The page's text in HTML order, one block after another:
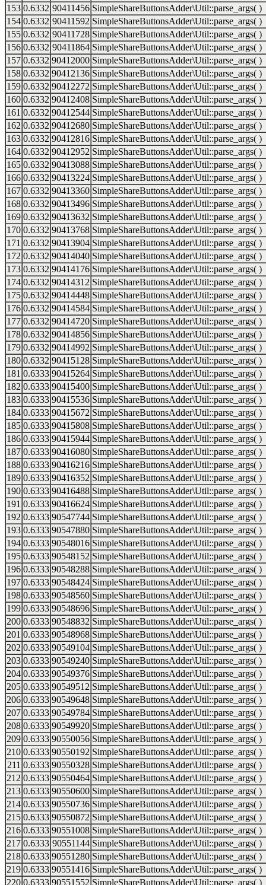
153 0.6332 90411456 SimpleShareButtonsAdder\Util::parse_args( )
154 0.6332 90411592 SimpleShareButtonsAdder\Util::parse_args( )
155 0.6332 90411728 SimpleShareButtonsAdder\Util::parse_args( )
156 0.6332 90411864 SimpleShareButtonsAdder\Util::parse_args( )
157 0.6332 90412000 SimpleShareButtonsAdder\Util::parse_args( )
158 0.6332 90412136 SimpleShareButtonsAdder\Util::parse_args( )
159 0.6332 90412272 SimpleShareButtonsAdder\Util::parse_args( )
160 0.6332 90412408 SimpleShareButtonsAdder\Util::parse_args( )
161 0.6332 90412544 SimpleShareButtonsAdder\Util::parse_args( )
162 0.6332 90412680 SimpleShareButtonsAdder\Util::parse_args( )
163 0.6332 90412816 SimpleShareButtonsAdder\Util::parse_args( )
164 0.6332 90412952 SimpleShareButtonsAdder\Util::parse_args( )
165 0.6332 90413088 SimpleShareButtonsAdder\Util::parse_args( )
166 0.6332 90413224 SimpleShareButtonsAdder\Util::parse_args( )
167 0.6332 90413360 SimpleShareButtonsAdder\Util::parse_args( )
168 0.6332 90413496 SimpleShareButtonsAdder\Util::parse_args( )
169 0.6332 90413632 SimpleShareButtonsAdder\Util::parse_args( )
170 0.6332 90413768 SimpleShareButtonsAdder\Util::parse_args( )
171 0.6332 90413904 SimpleShareButtonsAdder\Util::parse_args( )
172 0.6332 90414040 SimpleShareButtonsAdder\Util::parse_args( )
173 0.6332 90414176 SimpleShareButtonsAdder\Util::parse_args( )
174 0.6332 90414312 SimpleShareButtonsAdder\Util::parse_args( )
175 0.6332 90414448 SimpleShareButtonsAdder\Util::parse_args( )
176 0.6332 90414584 SimpleShareButtonsAdder\Util::parse_args( )
177 0.6332 90414720 SimpleShareButtonsAdder\Util::parse_args( )
178 0.6332 90414856 SimpleShareButtonsAdder\Util::parse_args( )
179 0.6332 90414992 SimpleShareButtonsAdder\Util::parse_args( )
180 0.6332 90415128 SimpleShareButtonsAdder\Util::parse_args( )
181 0.6333 90415264 SimpleShareButtonsAdder\Util::parse_args( )
182 0.6333 90415400 SimpleShareButtonsAdder\Util::parse_args( )
183 0.6333 90415536 SimpleShareButtonsAdder\Util::parse_args( )
184 0.6333 90415672 SimpleShareButtonsAdder\Util::parse_args( )
185 0.6333 90415808 SimpleShareButtonsAdder\Util::parse_args( )
186 0.6333 90415944 SimpleShareButtonsAdder\Util::parse_args( )
187 0.6333 90416080 SimpleShareButtonsAdder\Util::parse_args( )
188 0.6333 90416216 SimpleShareButtonsAdder\Util::parse_args( )
189 0.6333 90416352 SimpleShareButtonsAdder\Util::parse_args( )
190 0.6333 90416488 SimpleShareButtonsAdder\Util::parse_args( )
191 0.6333 90416624 SimpleShareButtonsAdder\Util::parse_args( )
192 0.6333 90547744 SimpleShareButtonsAdder\Util::parse_args( )
193 0.6333 90547880 SimpleShareButtonsAdder\Util::parse_args( )
194 0.6333 90548016 SimpleShareButtonsAdder\Util::parse_args( )
195 0.6333 90548152 SimpleShareButtonsAdder\Util::parse_args( )
196 0.6333 90548288 SimpleShareButtonsAdder\Util::parse_args( )
197 0.6333 90548424 SimpleShareButtonsAdder\Util::parse_args( )
198 0.6333 90548560 SimpleShareButtonsAdder\Util::parse_args( )
199 0.6333 90548696 SimpleShareButtonsAdder\Util::parse_args( )
200 0.6333 90548832 SimpleShareButtonsAdder\Util::parse_args( )
201 0.6333 90548968 SimpleShareButtonsAdder\Util::parse_args( )
202 0.6333 90549104 SimpleShareButtonsAdder\Util::parse_args( )
203 0.6333 90549240 SimpleShareButtonsAdder\Util::parse_args( )
204 0.6333 90549376 SimpleShareButtonsAdder\Util::parse_args( )
205 0.6333 90549512 SimpleShareButtonsAdder\Util::parse_args( )
206 0.6333 90549648 SimpleShareButtonsAdder\Util::parse_args( )
207 0.6333 90549784 SimpleShareButtonsAdder\Util::parse_args( )
208 0.6333 90549920 SimpleShareButtonsAdder\Util::parse_args( )
209 0.6333 90550056 SimpleShareButtonsAdder\Util::parse_args( )
210 0.6333 90550192 SimpleShareButtonsAdder\Util::parse_args( )
211 0.6333 90550328 SimpleShareButtonsAdder\Util::parse_args( )
212 0.6333 90550464 SimpleShareButtonsAdder\Util::parse_args( )
213 0.6333 90550600 SimpleShareButtonsAdder\Util::parse_args( )
214 0.6333 90550736 SimpleShareButtonsAdder\Util::parse_args( )
215 0.6333 90550872 SimpleShareButtonsAdder\Util::parse_args( )
216 0.6333 90551008 SimpleShareButtonsAdder\Util::parse_args( )
217 0.6333 90551144 SimpleShareButtonsAdder\Util::parse_args( )
218 0.6333 90551280 SimpleShareButtonsAdder\Util::parse_args( )
219 0.6333 90551416 SimpleShareButtonsAdder\Util::parse_args( )
220 0.6333 90551552 SimpleShareButtonsAdder\Util::parse_args( )